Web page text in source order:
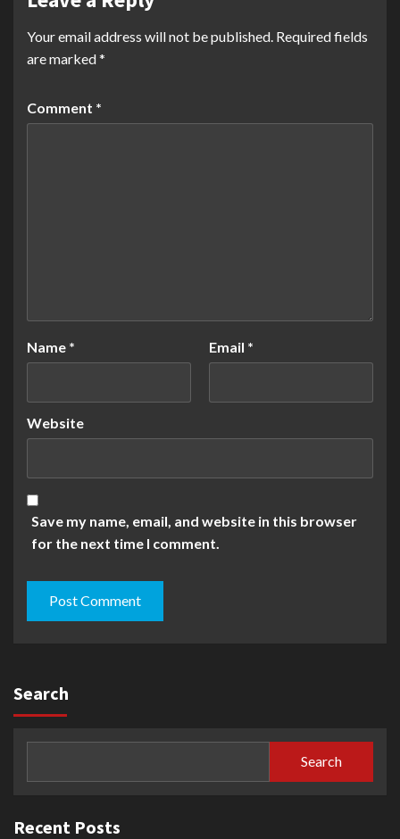
Your email address will not be published. Required fields
are marked*
Comment *
Name * Email *
Website
Save my name, email, and website in this browser
for the next time I comment.
Search
Search
Recent Posts